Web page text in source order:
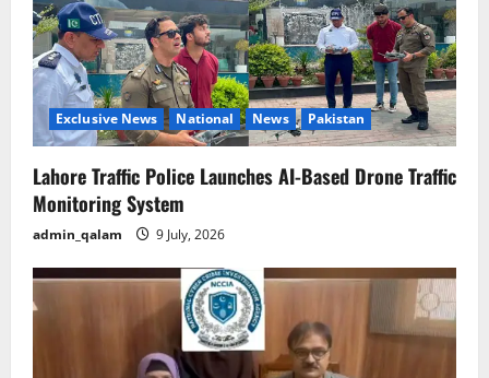
Exclusive News National News Pakistan
Lahore Traffic Police Launches AI-Based Drone Traffic
Monitoring System
admin_qalam 9 July, 2026